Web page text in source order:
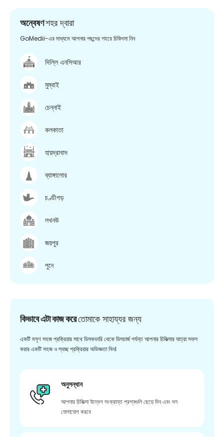
অন্বেষণশহর দ্বারা
GoMedii-এর মাধ্যমে আপনার পছন্দের শহরে চিকিৎসা নিন
দিল্লি এনসিআর
মুম্বাই
চেন্নাই
কলকাতা
হায়দ্রাবাদ
ব্যাঙ্গালোর
চণ্ডীগড়
লখনউ
জয়পুর
পুনে
কিভাবে এটা কাজ করেতোমাকে সাহায্যর জন্য
একটি মসৃণ সহজ প্রক্রিয়ার সাথে ডিসকভারি থেকে ডিসচার্জ পর্যন্ত আপনার চিকিত্সার যাত্রা সফল
করার একটি সহজ ও স্বচ্ছ প্রক্রিয়ার অভিজ্ঞতা নিন।
অনুসন্ধান
আপনার চিকিত্সা উদ্বেগ সংক্রান্ত প্রশ্নগুলি ছেড়ে দিন এবং দল
যোগাযোগ করবে